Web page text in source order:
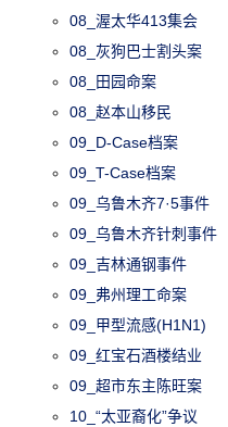
08_渥太华413集会
08_灰狗巴士割头案
08_田园命案
08_赵本山移民
09_D-Case档案
09_T-Case档案
09_乌鲁木齐7·5事件
09_乌鲁木齐针刺事件
09_吉林通钢事件
09_弗州理工命案
09_甲型流感(H1N1)
09_红宝石酒楼结业
09_超市东主陈旺案
10_“太亚裔化”争议